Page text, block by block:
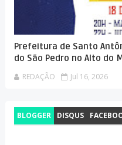
Prefeitura de Santo
do São Pedro no Alto do
REDAÇÃO Jul 16, 2026
BLOGGER DISQUS